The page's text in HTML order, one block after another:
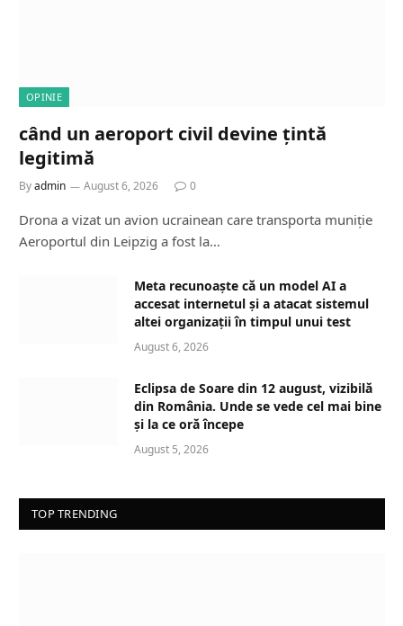
OPINIE
când un aeroport civil devine țintă
legitimă
Byadmin August 6, 2026 0
Drona a vizat un avion ucrainean care transporta muniție
Aeroportul din Leipzig a fost la…
Meta recunoaște că un model AI a
accesat internetul și a atacat sistemul
altei organizații în timpul unui test
August 6, 2026
Eclipsa de Soare din 12 august, vizibilă
din România. Unde se vede cel mai bine
și la ce oră începe
August 5, 2026
TOP TRENDING